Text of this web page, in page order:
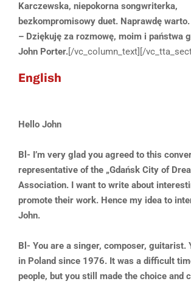
Karczewska, niepokorna songwriterka,
bezkompromisowy duet. Naprawdę warto.
– Dziękuję za rozmowę, moim i państwa
John Porter. [/vc_column_text][/
English
Hello John
Bl- I’m very glad you agreed to this
representative of the „Gdańsk City of
Association. I want to write about
promote their work. Hence my idea to
John.
Bl- You are a singer, composer, guitarist.
in Poland since 1976. It was a difficult
people, but you still made the choice and